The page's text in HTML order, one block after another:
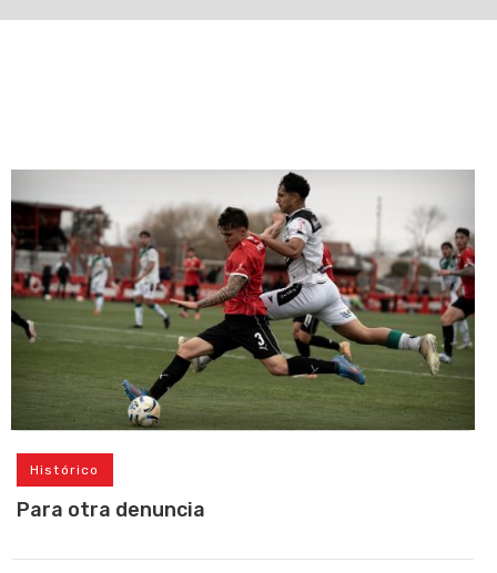
Histórico
Para otra denuncia